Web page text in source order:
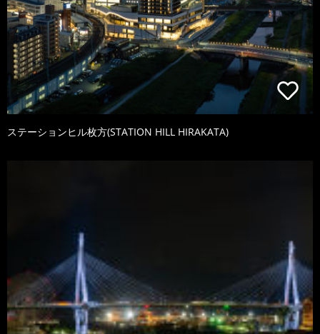
ステーションヒル枚方(STATION HILL HIRAKATA)